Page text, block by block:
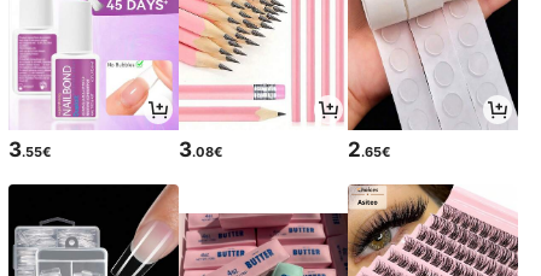
3.55€ 3.08€ 2.65€